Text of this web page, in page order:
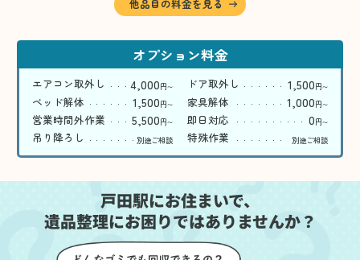
他品目の料金を見る
オプション料金
エアコン取外し 4,000円〜 ドア取外し 1,500円〜
ベッド解体 1,500円〜 家具解体 1,000円〜
営業時間外作業 5,500円〜 即日対応 0円〜
吊り降ろし 別途ご相談 特殊作業 別途ご相談
戸田駅にお住まいで、
遺品整理にお困りではありませんか？